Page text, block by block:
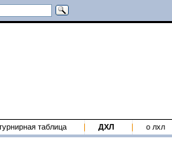
таблица ДХЛ о лхл